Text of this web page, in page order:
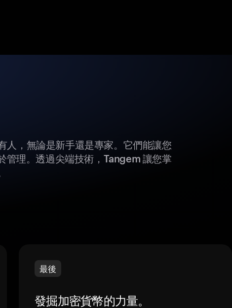
人，無論是新手還是專家。它們能讓您
管理。透過尖端技術，Tangem 讓您掌
最後
發掘加密貨幣的力量。